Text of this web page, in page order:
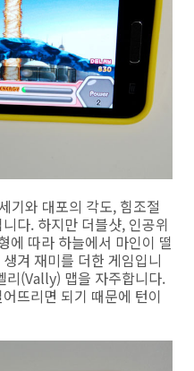
기와 대포의 각도, 힘조절
다. 하지만 더블샷, 인공위
에 따라 하늘에서 마인이 떨
겨 재미를 더한 게임입니
리(Vally) 맵을 자주합니다.
뜨리면 되기 때문에 턴이